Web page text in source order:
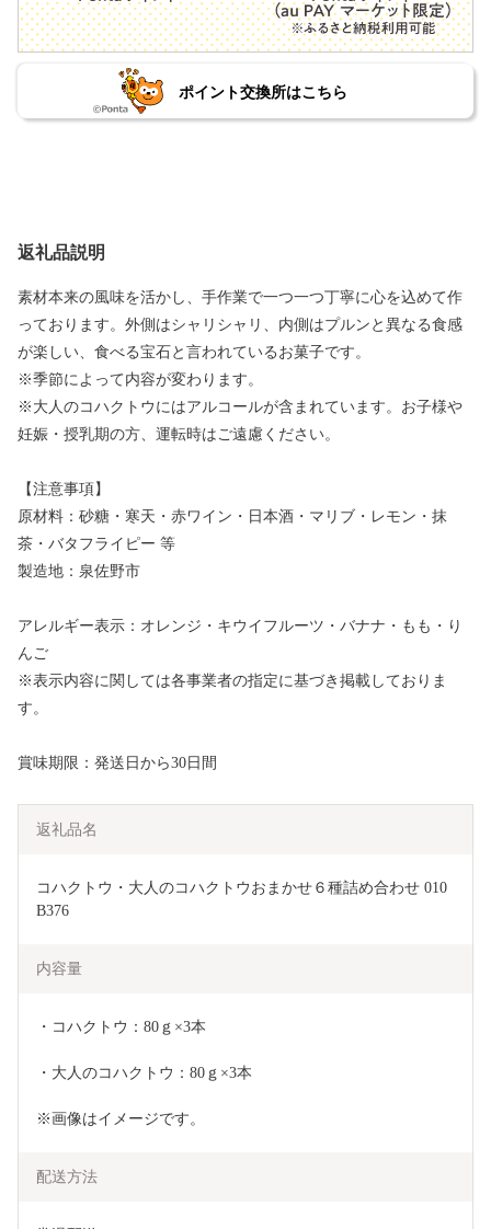
ポイント交換所はこちら
返礼品説明
素材本来の風味を活かし、手作業で一つ一つ丁寧に心を込めて作
っております。外側はシャリシャリ、内側はプルンと異なる食感
が楽しい、食べる宝石と言われているお菓子です。
※季節によって内容が変わります。
※大人のコハクトウにはアルコールが含まれています。お子様や
妊娠・授乳期の方、運転時はご遠慮ください。
【注意事項】
原材料：砂糖・寒天・赤ワイン・日本酒・マリブ・レモン・抹
茶・バタフライピー 等
製造地：泉佐野市
アレルギー表示：オレンジ・キウイフルーツ・バナナ・もも・り
んご
※表示内容に関しては各事業者の指定に基づき掲載しておりま
す。
賞味期限：発送日から30日間
返礼品名
コハクトウ・大人のコハクトウおまかせ６種詰め合わせ 010
B376
内容量
・コハクトウ：80ｇ×3本
・大人のコハクトウ：80ｇ×3本
※画像はイメージです。
配送方法